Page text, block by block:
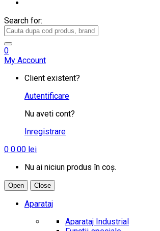
Search for:
0
My Account
Client existent?
Autentificare
Nu aveti cont?
Inregistrare
0 0.00 lei
Nu ai niciun produs în coș.
Open Close
Aparataj
Aparataj Industrial